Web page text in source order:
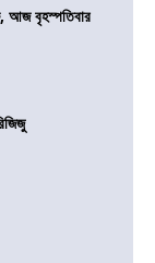
আজ বৃহস্পতিবার